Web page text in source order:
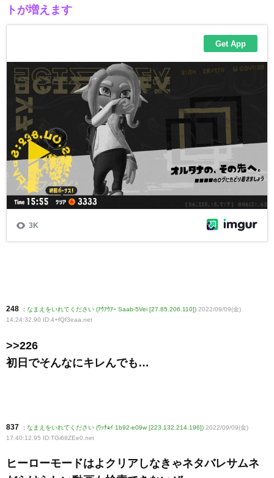
トが増えます
248 : なまえをいれてください (ｱｳｱｳｱｰ Saab-5Vei [27.85.206.110]) 2022/09/09(金)
14:24:32.90 ID:4+fQf3eaa.net
>>226
初日でそんなにキレんでも…
837 : なまえをいれてください (ﾜｯﾁｮｲ 1b92-e09w [223.132.214.196]) 2022/09/09(金)
17:40:12.95 ID:TGi68ZEe0 .net
ヒーローモードはよクリアしなきゃネタバレサムネ